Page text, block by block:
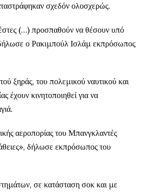
σχεδόν ολοσχερώς.
(…) προσπαθούν να θέσουν υπό
ο Ρακιμπούλ Ισλάμ εκπρόσωπος
ξηράς, του πολεμικού ναυτικού και
έχουν κινητοποιηθεί για να
αεροπορίας του Μπανγκλαντές
δήλωσε εκπρόσωπος του
σε κατάσταση σοκ και με